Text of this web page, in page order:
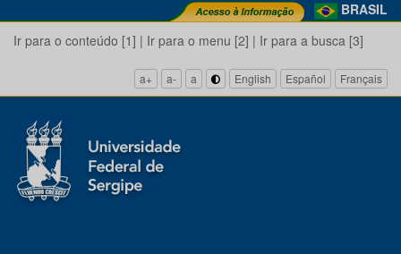
BRASIL
Ir para o conteúdo [1] | Ir para o menu [2] | Ir para a busca [3]
a+ a- a English Español Français